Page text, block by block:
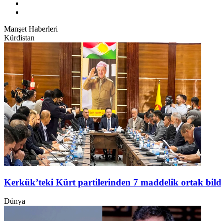
Manşet Haberleri
Kürdistan
Kerkük’teki Kürt partilerinden 7 maddelik ortak
Dünya